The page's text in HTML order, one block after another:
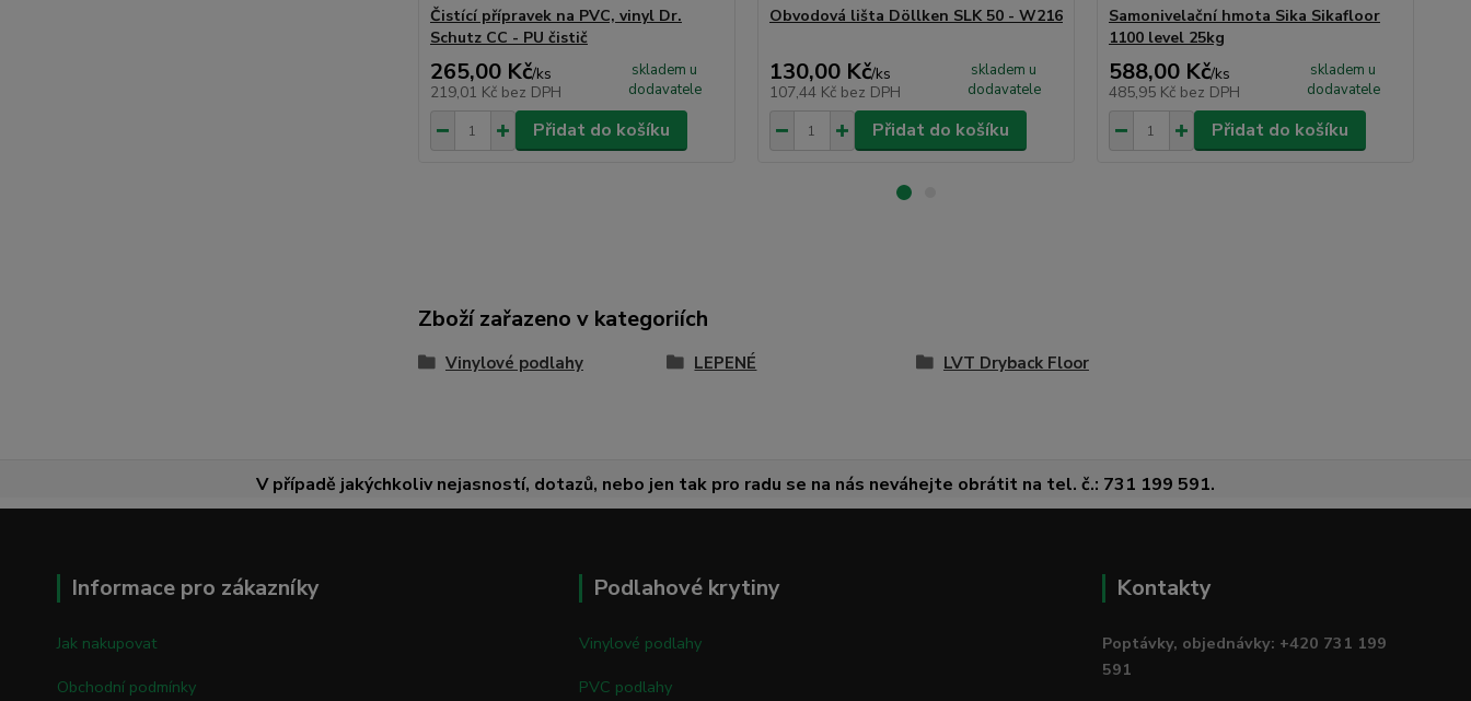
Čistící přípravek na PVC, vinyl Dr.
Schutz CC - PU čistič
265,00 Kč/ks
219,01 Kč bez DPH
skladem u
dodavatele
Přidat do košíku
Obvodová lišta Döllken SLK 50 - W216
130,00 Kč/ks
107,44 Kč bez DPH
skladem u
dodavatele
Přidat do košíku
Samonivelační hmota Sika Sikafloor
1100 level 25kg
588,00 Kč/ks
485,95 Kč bez DPH
skladem u
dodavatele
Přidat do košíku
Zboží zařazeno v kategoriích
Vinylové podlahy LEPENÉ LVT Dryback Floor
V případě jakýchkoliv nejasností, dotazů, nebo jen tak pro radu se na nás neváhejte obrátit na tel. č.: 731 199 591.
Informace pro zákazníky
Jak nakupovat
Obchodní podmínky
Podlahové krytiny
Vinylové podlahy
PVC podlahy
Kontakty
Poptávky, objednávky: +420 731 199
591